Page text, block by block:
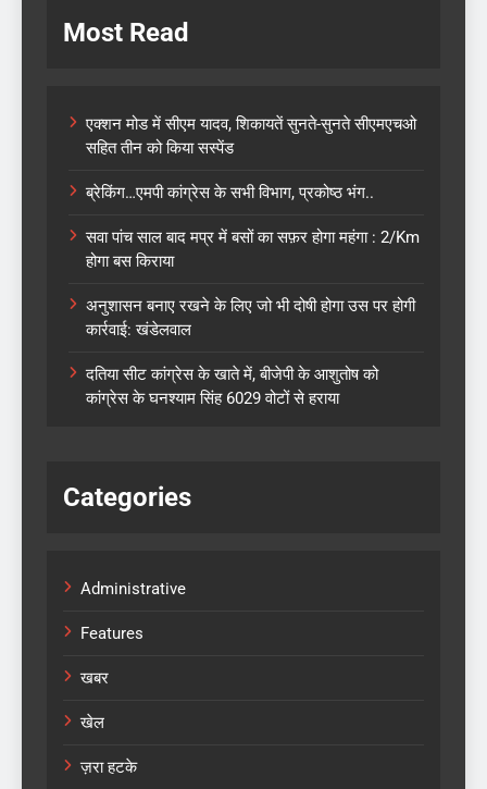
Most Read
एक्शन मोड में सीएम यादव, शिकायतें सुनते-सुनते सीएमएचओ
सहित तीन को किया सस्पेंड
ब्रेकिंग…एमपी कांग्रेस के सभी विभाग, प्रकोष्ठ भंग..
सवा पांच साल बाद मप्र में बसों का सफ़र होगा महंगा : 2/Km
होगा बस किराया
अनुशासन बनाए रखने के लिए जो भी दोषी होगा उस पर होगी
कार्रवाई: खंडेलवाल
दतिया सीट कांग्रेस के खाते में, बीजेपी के आशुतोष को
कांग्रेस के घनश्याम सिंह 6029 वोटों से हराया
Categories
Administrative
Features
खबर
खेल
ज़रा हटके